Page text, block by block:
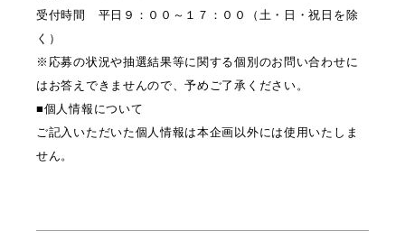
受付時間 平日９：００～１７：００（土・日・祝日を除
く）
※応募の状況や抽選結果等に関する個別のお問い合わせに
はお答えできませんので、予めご了承ください。
■個人情報について
ご記入いただいた個人情報は本企画以外には使用いたしま
せん。